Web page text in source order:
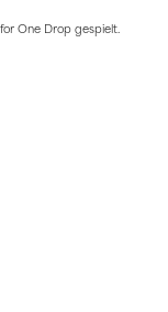
One Drop gespielt.